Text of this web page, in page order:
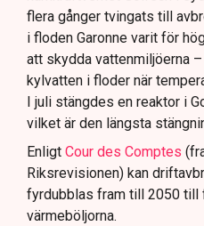
flera gånger tvingats till
i floden Garonne varit för
att skydda vattenmiljöerna
kylvatten i floder när
I juli stängdes en reaktor i
vilket är den längsta
Enligt Cour des Comptes
Riksrevisionen) kan
fyrdubblas fram till 2050 till
värmeböljorna.